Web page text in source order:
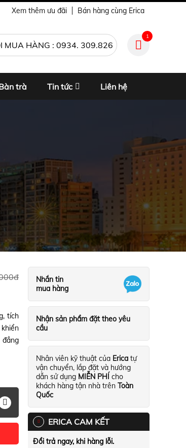
Xem thêm ưu đãi Bán hàng cùng Erica
MUA HÀNG : 0934. 309.826
1
trà Tin tức Liên hệ
đ
tích
Nhắn tin
mua hàng
Nhận sản phẩm đặt theo yêu
cầu
Nhân viên kỹ thuật của Erica tự
vận chuyển, lắp đặt và hướng
dẫn sử dụng MIỄN PHÍ cho
khách hàng tận nhà trên Toàn
Quốc
ERICA CAM KẾT
Đổi trả ngay, khi hàng lỗi.